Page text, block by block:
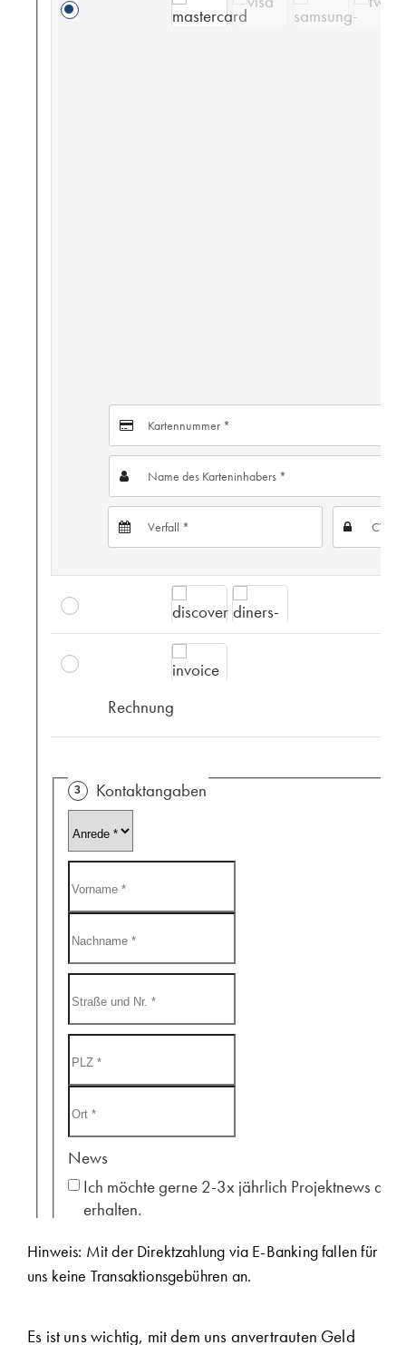
Hinweis: Mit der Direktzahlung via E-Banking fallen für
uns keine Transaktionsgebühren an.
Es ist uns wichtig, mit dem uns anvertrauten Geld